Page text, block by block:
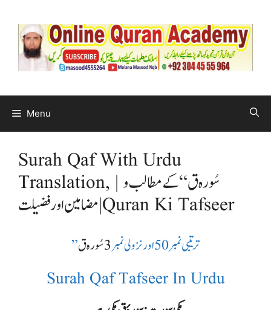
Menu
Surah Qaf With Urdu
Translation, | سُورہ ق “کے مطالب و
مضامین اور فضیلت | Quran Ki Tafseer
” ترتیبی نمبر 50 اور نزولی نمبر 3سُورہ ق
Surah Qaf Tafseer In Urdu